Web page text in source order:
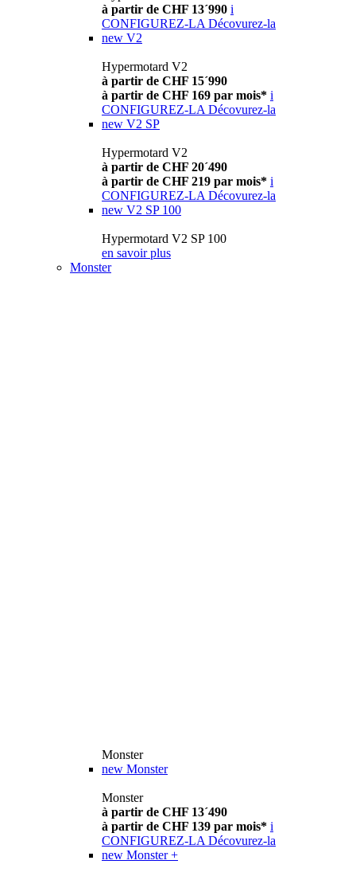
à partir de CHF 13´990 i
CONFIGUREZ-LA Décovurez-la
new V2
Hypermotard V2
à partir de CHF 15´990
à partir de CHF 169 par mois* i
CONFIGUREZ-LA Décovurez-la
new V2 SP
Hypermotard V2
à partir de CHF 20´490
à partir de CHF 219 par mois* i
CONFIGUREZ-LA Décovurez-la
new V2 SP 100
Hypermotard V2 SP 100
en savoir plus
Monster
Monster
new Monster
Monster
à partir de CHF 13´490
à partir de CHF 139 par mois* i
CONFIGUREZ-LA Décovurez-la
new Monster +